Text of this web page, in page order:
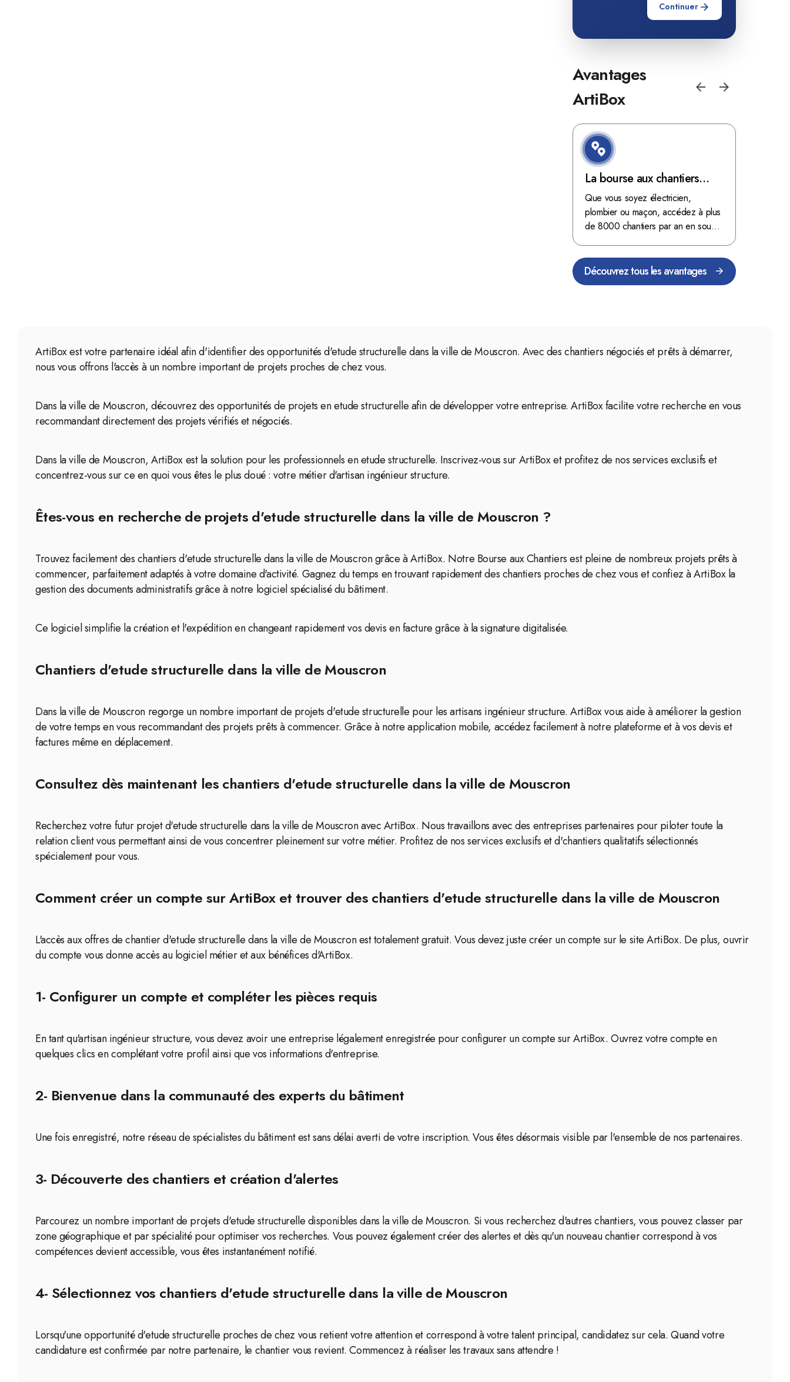
Continuer
Avantages
ArtiBox
La bourse aux chantiers
d'ArtiBox Belgique, véritable
mine d'or !
Que vous soyez électricien,
plombier ou maçon, accédez à plus
de 8000 chantiers par an en sous-
Découvrez tous les avantages
ArtiBox est votre partenaire idéal afin d'identifier des opportunités d'etude structurelle dans la ville de Mouscron. Avec des chantiers négociés et prêts à démarrer,
nous vous offrons l'accès à un nombre important de projets proches de chez vous.
Dans la ville de Mouscron, découvrez des opportunités de projets en etude structurelle afin de développer votre entreprise. ArtiBox facilite votre recherche en vous
recommandant directement des projets vérifiés et négociés.
Dans la ville de Mouscron, ArtiBox est la solution pour les professionnels en etude structurelle. Inscrivez-vous sur ArtiBox et profitez de nos services exclusifs et
concentrez-vous sur ce en quoi vous êtes le plus doué : votre métier d'artisan ingénieur structure.
Êtes-vous en recherche de projets d'etude structurelle dans la ville de Mouscron ?
Trouvez facilement des chantiers d'etude structurelle dans la ville de Mouscron grâce à ArtiBox. Notre Bourse aux Chantiers est pleine de nombreux projets prêts à
commencer, parfaitement adaptés à votre domaine d'activité. Gagnez du temps en trouvant rapidement des chantiers proches de chez vous et confiez à ArtiBox la
gestion des documents administratifs grâce à notre logiciel spécialisé du bâtiment.
Ce logiciel simplifie la création et l'expédition en changeant rapidement vos devis en facture grâce à la signature digitalisée.
Chantiers d'etude structurelle dans la ville de Mouscron
Dans la ville de Mouscron regorge un nombre important de projets d'etude structurelle pour les artisans ingénieur structure. ArtiBox vous aide à améliorer la gestion
de votre temps en vous recommandant des projets prêts à commencer. Grâce à notre application mobile, accédez facilement à notre plateforme et à vos devis et
factures même en déplacement.
Consultez dès maintenant les chantiers d'etude structurelle dans la ville de Mouscron
Recherchez votre futur projet d'etude structurelle dans la ville de Mouscron avec ArtiBox. Nous travaillons avec des entreprises partenaires pour piloter toute la
relation client vous permettant ainsi de vous concentrer pleinement sur votre métier. Profitez de nos services exclusifs et d'chantiers qualitatifs sélectionnés
spécialement pour vous.
Comment créer un compte sur ArtiBox et trouver des chantiers d'etude structurelle dans la ville de Mouscron
L'accès aux offres de chantier d'etude structurelle dans la ville de Mouscron est totalement gratuit. Vous devez juste créer un compte sur le site ArtiBox. De plus, ouvrir
du compte vous donne accès au logiciel métier et aux bénéfices d'ArtiBox.
1- Configurer un compte et compléter les pièces requis
En tant qu'artisan ingénieur structure, vous devez avoir une entreprise légalement enregistrée pour configurer un compte sur ArtiBox. Ouvrez votre compte en
quelques clics en complétant votre profil ainsi que vos informations d'entreprise.
2- Bienvenue dans la communauté des experts du bâtiment
Une fois enregistré, notre réseau de spécialistes du bâtiment est sans délai averti de votre inscription. Vous êtes désormais visible par l'ensemble de nos partenaires.
3- Découverte des chantiers et création d'alertes
Parcourez un nombre important de projets d'etude structurelle disponibles dans la ville de Mouscron. Si vous recherchez d'autres chantiers, vous pouvez classer par
zone géographique et par spécialité pour optimiser vos recherches. Vous pouvez également créer des alertes et dès qu'un nouveau chantier correspond à vos
compétences devient accessible, vous êtes instantanément notifié.
4- Sélectionnez vos chantiers d'etude structurelle dans la ville de Mouscron
Lorsqu'une opportunité d'etude structurelle proches de chez vous retient votre attention et correspond à votre talent principal, candidatez sur cela. Quand votre
candidature est confirmée par notre partenaire, le chantier vous revient. Commencez à réaliser les travaux sans attendre !